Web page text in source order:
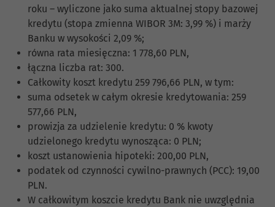
roku – wyliczone jako suma aktualnej stopy bazowej
kredytu (stopa zmienna WIBOR 3M: 3,99 %) i marży
Banku w wysokości 2,09 %;
równa rata miesięczna: 1 778,60 PLN,
łączna liczba rat: 300.
Całkowity koszt kredytu 259 796,66 PLN, w tym:
suma odsetek w całym okresie kredytowania: 259
577,66 PLN,
prowizja za udzielenie kredytu: 0 % kwoty
udzielonego kredytu wynosząca: 0 PLN;
koszt ustanowienia hipoteki: 200,00 PLN,
podatek od czynności cywilno-prawnych (PCC): 19,00
PLN.
W całkowitym koszcie kredytu Bank nie uwzględnia